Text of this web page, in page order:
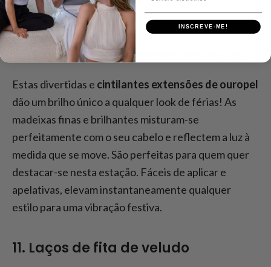
de charme natalício.
10. Extensões de enfeites de Natal
Estas divertidas e cintilantes extensões de ouropel
dão um brilho único a qualquer look de férias! As
madeixas finas e brilhantes misturam-se
perfeitamente com o seu cabelo e reflectem a luz à
medida que se move. São perfeitas para quem quer
destacar-se nesta estação. Fáceis de aplicar e
apelativas, elevam instantaneamente qualquer
estilo para uma vibração festiva.
11. Laços de fita de veludo
INSCREVE-ME!